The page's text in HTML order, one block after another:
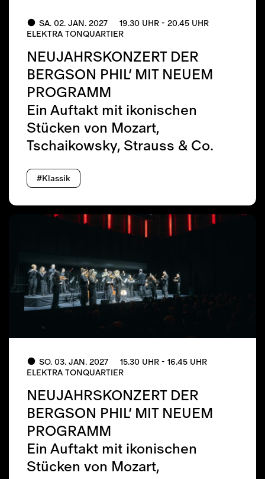
SA. 02. JAN. 2027
19.30 UHR - 20.45 UHR
ELEKTRA TONQUARTIER
NEUJAHRSKONZERT DER
BERGSON PHIL’ MIT NEUEM
PROGRAMM
Ein Auftakt mit ikonischen
Stücken von Mozart,
Tschaikowsky, Strauss & Co.
#Klassik
SO. 03. JAN. 2027
15.30 UHR - 16.45 UHR
ELEKTRA TONQUARTIER
NEUJAHRSKONZERT DER
BERGSON PHIL’ MIT NEUEM
PROGRAMM
Ein Auftakt mit ikonischen
Stücken von Mozart,